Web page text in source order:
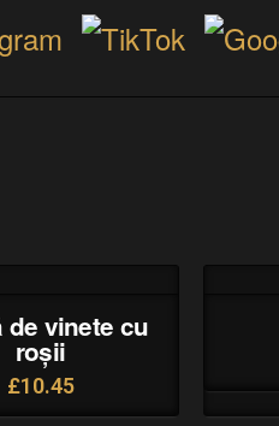
de vinete cu
roșii
£10.45